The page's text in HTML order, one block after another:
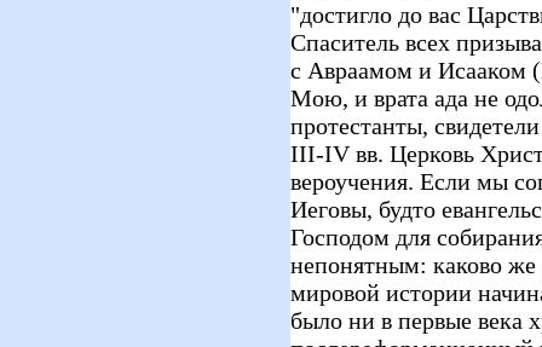
"достигло до вас
Спаситель всех
с Авраамом и Исааком
Мою, и врата ада не
протестанты,
III-IV вв. Церковь
вероучения. Если мы
Иеговы, будто
Господом для
непонятным: каково же
мировой истории
было ни в первые века